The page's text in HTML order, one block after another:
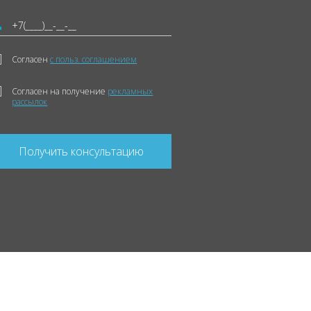
Согласенс польз. соглашением
Согласен на получение рекламных
рассылок
Получить консультацию